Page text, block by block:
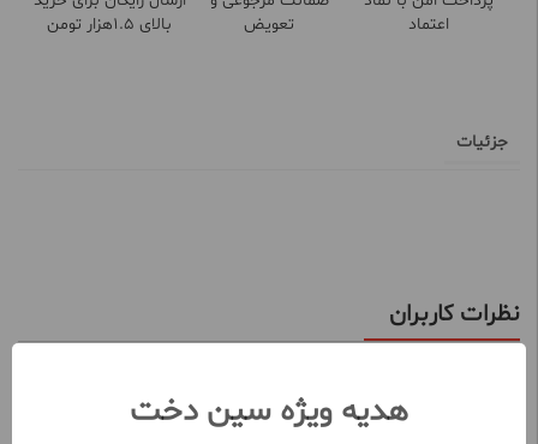
غیر حساسیت‌زا
اعتماد
تعویض
بالای 1.5هزار تومن
جزئیات
نظرات کاربران
تعداد نظرات ثبت شده تا کنون 0
نظر خود را در خصوص این محصول ثبت کنید
هدیه ویژه سین دخت